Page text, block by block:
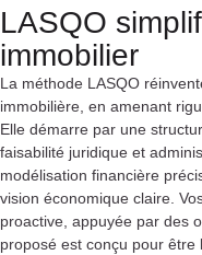
LASQO
immobilier
La méthode LASQO
immobilière, en amenant
Elle démarre par une
faisabilité juridique et
modélisation financière
vision économique claire.
proactive, appuyée par des
proposé est conçu pour